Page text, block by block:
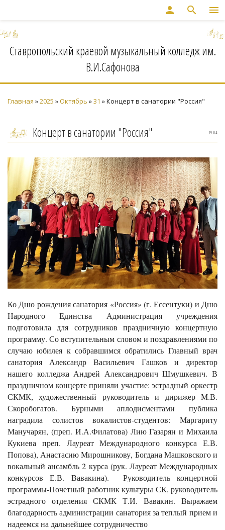
menu
search
person
Ставропольский краевой музыкальный колледж им.
В.И.Сафонова
Главная »2025 »Октябрь »31 » Концерт в санатории "Россия"
19:04
Концерт в санатории "Россия"
Ко Дню рождения санатория «Россия» (г. Ессентуки) и Дню
Народного Единства Администрация учреждения
подготовила для сотрудников праздничную концертную
программу. Со вступительным словом и поздравлениями по
случаю юбилея к собравшимся обратились Главный врач
санатория Александр Васильевич Гашков и директор
нашего колледжа Андрей Александрович Шмушкевич. В
праздничном концерте приняли участие: эстрадный оркестр
СКМК, художественный руководитель и дирижер М.В.
Скоробогатов. Бурными аплодисментами публика
наградила солистов вокалистов-студентов: Маргариту
Манучарян, (преп. И.А.Филатова) Лию Газарян и Михаила
Кукиева преп. Лауреат Международного конкурса Е.В.
Попова), Анастасию Мирошникову, Богдана Машковского и
вокальный ансамбль 2 курса (рук. Лауреат Международных
конкурсов Е.В. Вавакина). Руководитель концертной
программы-Почетный работник культуры СК, руководитель
эстрадного отделения СКМК Т.И. Вавакин. Выражаем
благодарность администрации санатория за теплый прием и
надеемся на дальнейшее сотрудничество